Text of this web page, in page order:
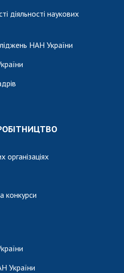
діяльності наукових
НАН України
конкурси
України